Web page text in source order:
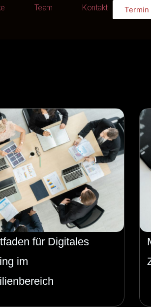
Team Kontakt
Termin
Kontakt
für Digitales
im